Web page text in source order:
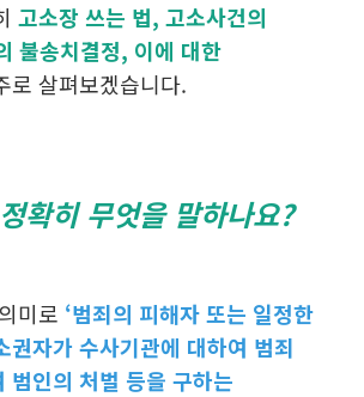
고소장 쓰는 법, 고소사건의
불송치결정, 이에 대한
로 살펴보겠습니다.
확히 무엇을 말하나요?
미로 ‘범죄의 피해자 또는 일정한
권자가 수사기관에 대하여 범죄
범인의 처벌 등을 구하는